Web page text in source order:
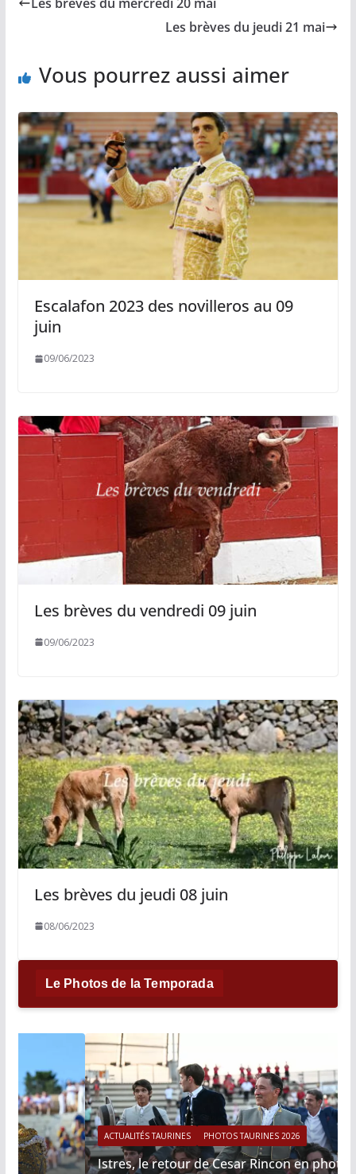
o
i
A
g
eLes brèves du jeudi 21 mai
Vous pourrez aussi aimer
Escalafon 2023 des novilleros au 09
juin
09/06/2023
Les brèves du vendredi 09 juin
09/06/2023
Les brèves du jeudi 08 juin
08/06/2023
Le Photos de la Temporada
ACTUALITÉS TAURINES PHOTOS TAURINES 2026
Istres, le retour de Cesar Rincon en photos